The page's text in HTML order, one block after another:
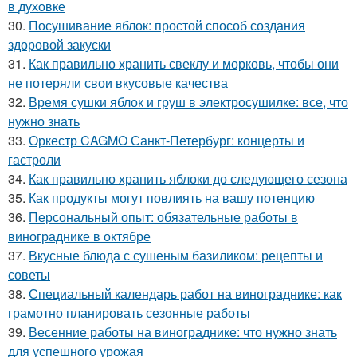
в духовке
30. Посушивание яблок: простой способ создания
здоровой закуски
31. Как правильно хранить свеклу и морковь, чтобы они
не потеряли свои вкусовые качества
32. Время сушки яблок и груш в электросушилке: все, что
нужно знать
33. Оркестр CAGMO Санкт-Петербург: концерты и
гастроли
34. Как правильно хранить яблоки до следующего сезона
35. Как продукты могут повлиять на вашу потенцию
36. Персональный опыт: обязательные работы в
винограднике в октябре
37. Вкусные блюда с сушеным базиликом: рецепты и
советы
38. Специальный календарь работ на винограднике: как
грамотно планировать сезонные работы
39. Весенние работы на винограднике: что нужно знать
для успешного урожая